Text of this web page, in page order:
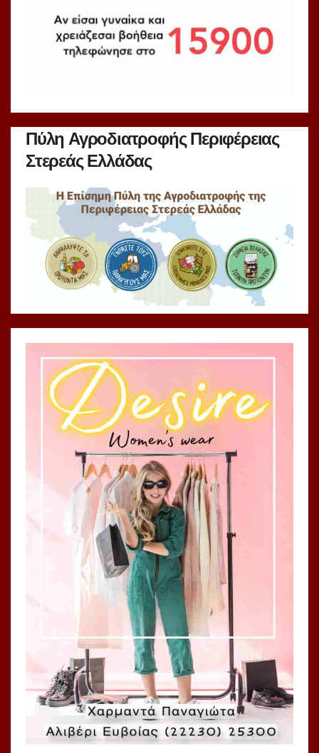
Πύλη Αγροδιατροφής Περιφέρειας
Στερεάς Ελλάδας